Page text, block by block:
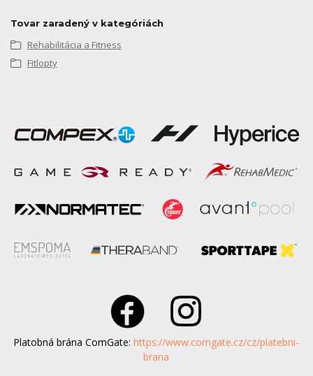
Tovar zaradený v kategóriách
Rehabilitácia a Fitness
Fitlopty
Platobná brána ComGate:https://www.comgate.cz/cz/platebni-
brana